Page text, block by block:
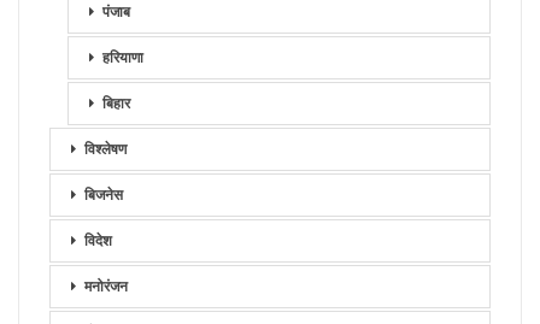
पंजाब
हरियाणा
बिहार
विश्लेषण
बिजनेस
विदेश
मनोरंजन